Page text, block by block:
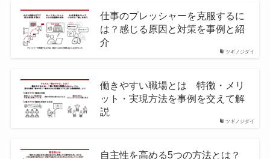
ツギノジダイ
仕事のプレッシャーを克服するに
は？感じる原因と対策を事例と紹
介
ツギノジダイ
働きやすい職場とは 特徴・メリ
ット・実現方法を事例を交えて解
説
自主性を高める5つの方法とは？